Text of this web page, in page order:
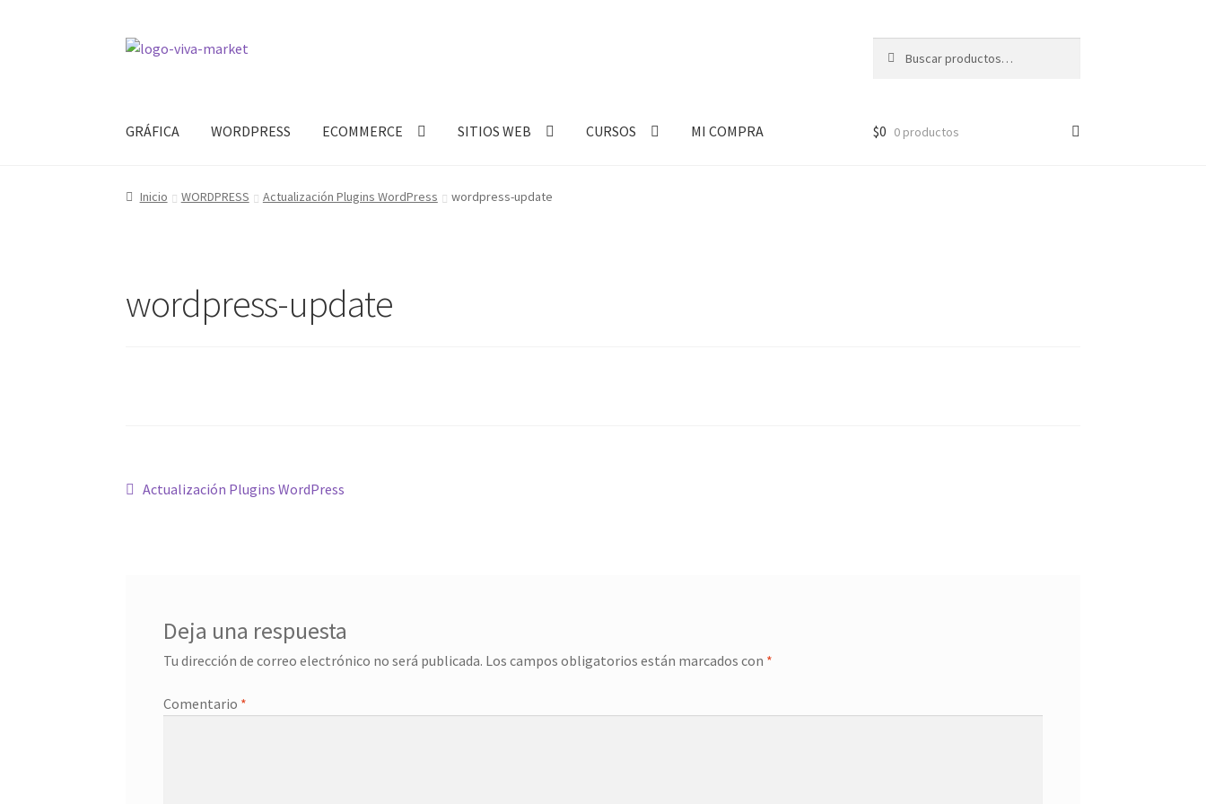
Ir
Ir
por:
GRÁFICA WORDPRESS ECOMMERCE SITIOS WEB CURSOS MI COMPRA $0 0 productos
Inicio WORDPRESS Actualización Plugins WordPress wordpress-update
wordpress-update
Navegación
Anterior:
Actualización Plugins WordPress
Deja una respuesta
Tu dirección de correo electrónico no será publicada. Los campos obligatorios están marcados con *
Comentario *